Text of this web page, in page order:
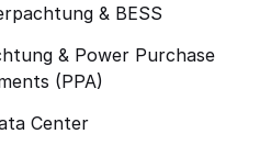
& BESS
& Power Purchase
(PPA)
Center